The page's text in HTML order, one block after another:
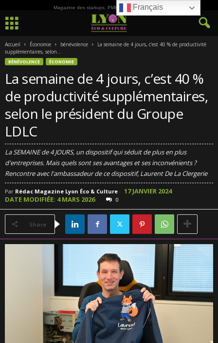
Magazine des startups, PME, ETI et de la Culture
Accueil Économie bénévolence
La semaine de 4 jours, c’est 40 % de productivité
supplémentaires, selon...
BÉNÉVOLENCE ÉCONOMIE
La semaine de 4 jours, c’est 40 %
de productivité supplémentaires,
selon le président du Groupe
LDLC
La SEMAINE de 4 JOURS, un dispositif qui séduit de plus en plus
d'entreprises. Mais quels sont ses avantages et ses inconvénients ?
Rencontre avec l'ambassadeur de ce dispositif, Laurent De La Clergerie
Par Rédac Magazine Lyon Éco & Culture - 17 JANVIER 2024
DATE MODIFIÉE: 4 MARS 2026
0
Share
Français